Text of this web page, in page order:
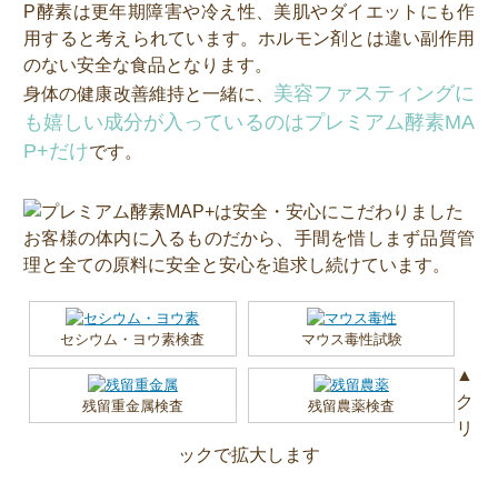
P酵素は更年期障害や冷え性、美肌やダイエットにも作
用すると考えられています。ホルモン剤とは違い副作用
のない安全な食品となります。
身体の健康改善維持と一緒に、 美容ファスティングに
も嬉しい成分が入っているのはプレミアム酵素MA
P+だけです。
お客様の体内に入るものだから、手間を惜しまず品質管
理と全ての原料に安全と安心を追求し続けています。
セシウム・ヨウ素検査 マウス毒性試験
残留重金属検査 残留農薬検査
▲
ク
リ
ックで拡大します